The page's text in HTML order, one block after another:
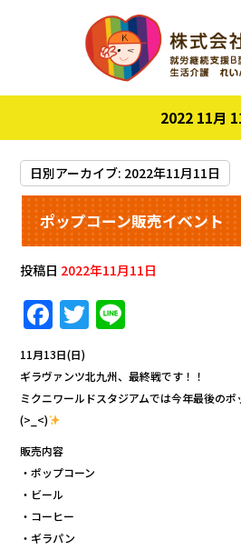
2022 11月
日別アーカイブ: 2022年11月11日
ポップコーン販売イベント
投稿日 2022年11月11日
F
a
c
e
b
o
o
k
T
w
it
te
e
11月13日(日)
ギラヴァンツ北九州、最終戦です！！
ミクニワールドスタジアムでは今年最後の
(>_<)
販売内容
・ポップコーン
・ビール
・コーヒー
・ギラパン